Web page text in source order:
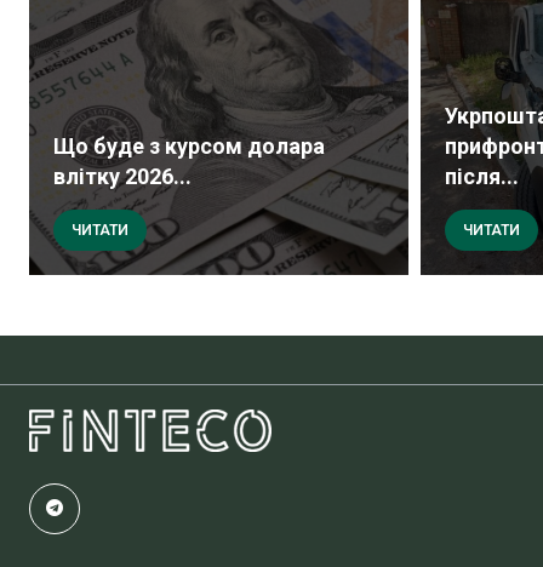
Що буде з курсом долара
влітку 2026...
ЧИТАТИ
після...
ЧИТАТИ